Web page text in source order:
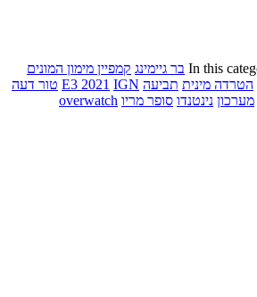
In this בר גיימינג קמפיין מימון המונים
הטרדה מינית תביעה E3 2021 IGN
טור דעה
מערכון נינטנדו סופר מריו overwatch